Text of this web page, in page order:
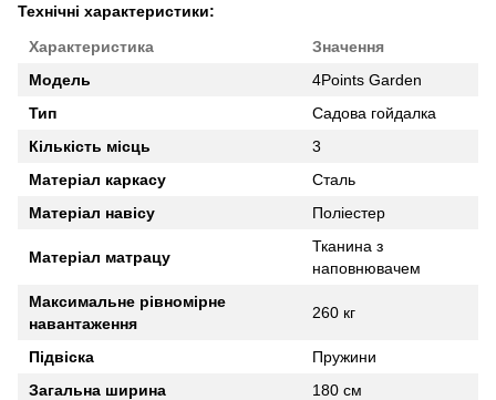
Технічні характеристики:
Характеристика
Значення
Модель
4Points Garden
Тип
Садова гойдалка
Кількість місць
3
Матеріал каркасу
Сталь
Матеріал навісу
Поліестер
Матеріал матрацу
Тканина з
наповнювачем
Максимальне рівномірне
навантаження
260 кг
Підвіска
Пружини
Загальна ширина
180 см